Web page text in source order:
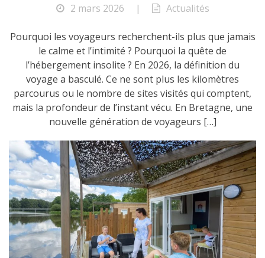
2 mars 2026 | Actualités
Pourquoi les voyageurs recherchent-ils plus que jamais
le calme et l’intimité ? Pourquoi la quête de
l’hébergement insolite ? En 2026, la définition du
voyage a basculé. Ce ne sont plus les kilomètres
parcourus ou le nombre de sites visités qui comptent,
mais la profondeur de l’instant vécu. En Bretagne, une
nouvelle génération de voyageurs […]